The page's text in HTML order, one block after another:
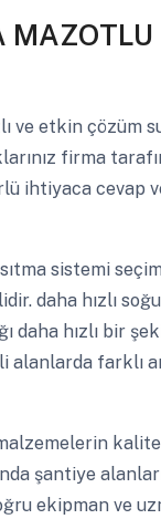
ve etkin çözüm
firma
ihtiyaca cevap
sistemi
hızlı
daha hızlı bir
alanlarda farklı
şantiye
ekipman ve